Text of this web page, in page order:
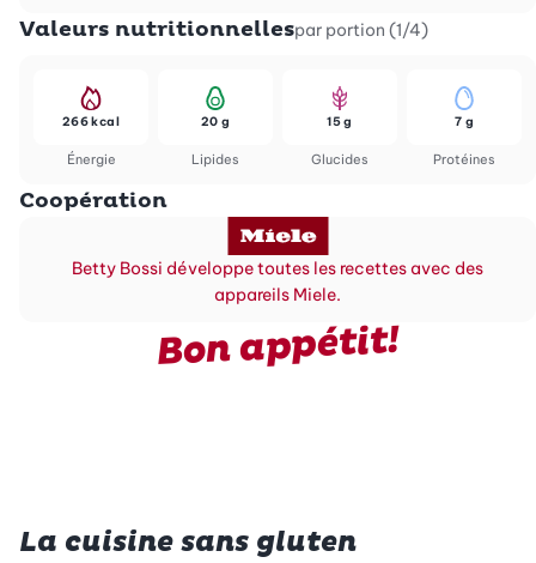
Valeurs nutritionnellespar portion (1/4)
Énergie
266 kcal
Lipides
20 g
Glucides
15 g
Protéines
7 g
Coopération
Betty Bossi développe toutes les recettes avec des
appareils Miele.
Bon appétit!
La cuisine sans gluten